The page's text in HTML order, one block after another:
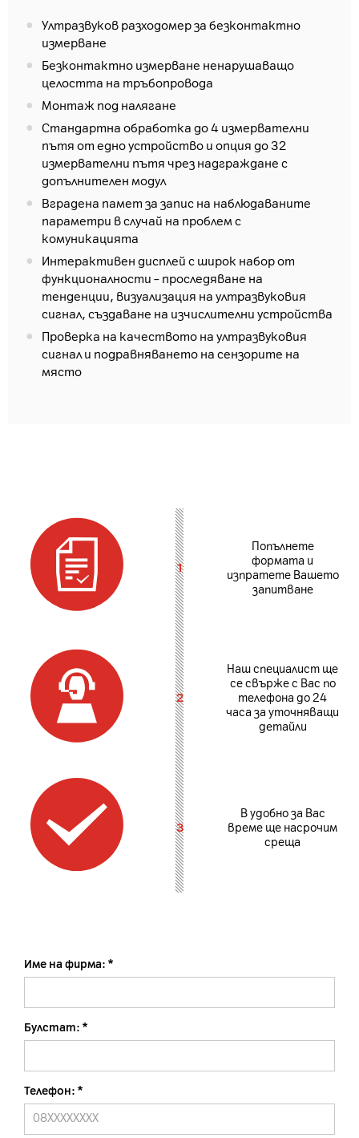
Ултразвуков разходомер за безконтактно
измерване
Безконтактно измерване ненарушаващо
целостта на тръбопровода
Монтаж под налягане
Стандартна обработка до 4 измервателни
пътя от едно устройство и опция до 32
измервателни пътя чрез надграждане с
допълнителен модул
Вградена памет за запис на наблюдаваните
параметри в случай на проблем с
комуникацията
Интерактивен дисплей с широк набор от
функционалности – проследяване на
тенденции, визуализация на ултразвуковия
сигнал, създаване на изчислителни устройства
Проверка на качеството на ултразвуковия
сигнал и подравняването на сензорите на
място
1
Попълнете
формата и
изпратете Вашето
запитване
2
Наш специалист ще
се свърже с Вас по
телефона до 24
часа за уточняващи
детайли
3
В удобно за Вас
време ще насрочим
среща
Име на фирма:
Булстат:
Телефон: